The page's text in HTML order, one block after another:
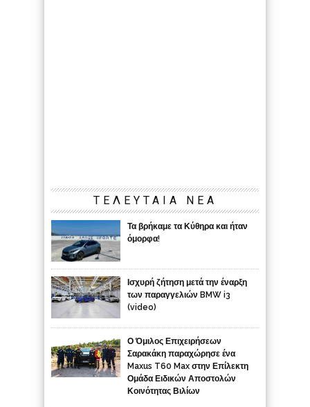
ΤΕΛΕΥΤΑΙΑ ΝΕΑ
Τα βρήκαμε τα Κύθηρα και ήταν
όμορφα!
Ισχυρή ζήτηση μετά την έναρξη
των παραγγελιών BMW i3
(video)
Ο Όμιλος Επιχειρήσεων
Σαρακάκη παραχώρησε ένα
Maxus T60 Max στην Επίλεκτη
Ομάδα Ειδικών Αποστολών
Κοινότητας Βιλίων